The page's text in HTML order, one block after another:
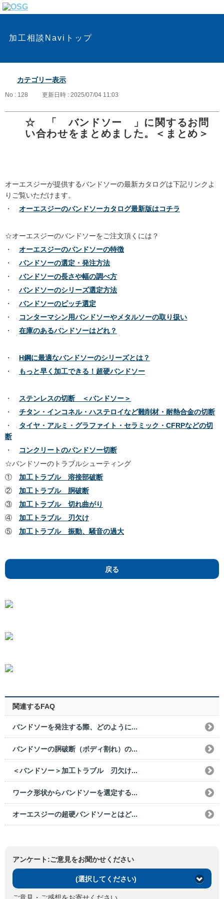
加工相談Naviトップ
カテゴリー表示
No : 128 更新日時 : 2025/07/04 11:03
☆ 「 バンドソー 」に関するお問
い合わせをまとめました。＜まとめ＞
オーエスジーが提供するバンドソーの最新カタログは下記リンクよ
りご覧いただけます。
・ オーエスジーのバンドソーカタログ最新版はコチラ
☆オーエスジーのバンドソーをご注文頂くには？
・ オーエスジーのバンドソーの特徴
・ バンドソーの選定・発注方法
・ バンドソーの長さや幅の調べ方
・ バンドソーのシリーズ選定方法
・ バンドソーのピッチ選定
・
コンターマシン用バンドソーやメタルソーの取り扱い
・ 在庫のあるバンドソーはどれ？
・ H鋼に最適なバンドソーのシリーズとは？
・
もっと早く加工できる！超硬バンドソー
・ ステンレスの切断 ＜バンドソー＞
・ チタン・インコネル・ハステロイなど難削材・耐熱合金の切断
・ タイヤ・アルミ・グラファイト・セラミック・CFRPなどの切
断
・
コンクリートのバンドソー切断
☆バンドソーのトラブルシューティング
① 加工トラブル 溶接部破断
② 加工トラブル 胴破断
③ 加工トラブル 切れ曲がり
④ 加工トラブル 刃欠け
⑤ 加工トラブル 振動、騒音の過大
戻る
関連するFAQ
バンドソーを発注する際、どのように...
バンドソーの胴破断（ボディ割れ）の...
＜バンドソー＞加工トラブル 刃欠け...
ワーク形状からバンドソーを選定する...
オーエスジーの超硬バンドソーとはど...
アンケート:ご意見をお聞かせください
(選択してください)